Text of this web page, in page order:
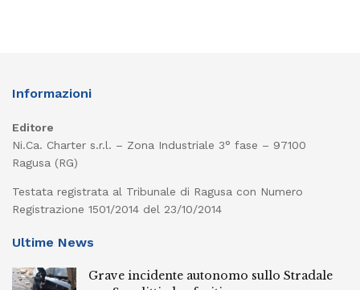
Informazioni
Editore
Ni.Ca. Charter s.r.l. – Zona Industriale 3° fase – 97100
Ragusa (RG)
Testata registrata al Tribunale di Ragusa con Numero
Registrazione 1501/2014 del 23/10/2014
Ultime News
Grave incidente autonomo sullo Stradale